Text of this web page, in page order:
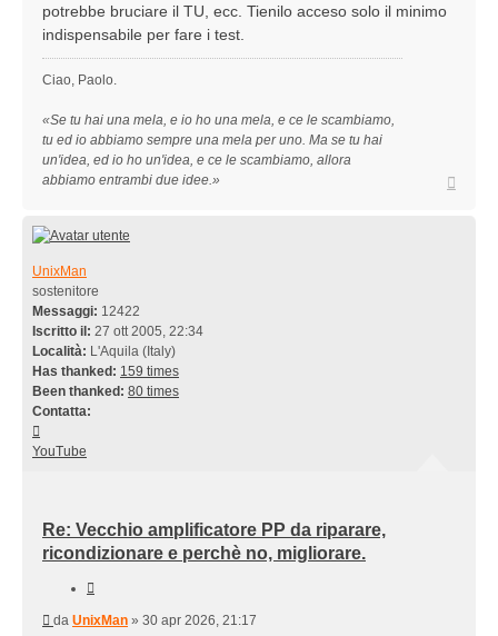
potrebbe bruciare il TU, ecc. Tienilo acceso solo il minimo
indispensabile per fare i test.
Ciao, Paolo.
«Se tu hai una mela, e io ho una mela, e ce le scambiamo,
tu ed io abbiamo sempre una mela per uno. Ma se tu hai
un'idea, ed io ho un'idea, e ce le scambiamo, allora
abbiamo entrambi due idee.»
UnixMan
sostenitore
Messaggi: 12422
Iscritto il: 27 ott 2005, 22:34
Località: L'Aquila (Italy)
Has thanked: 159 times
Been thanked: 80 times
Contatta:
UnixMan
YouTube
Re: Vecchio amplificatore PP da riparare,
ricondizionare e perchè no, migliorare.
Messaggio
da UnixMan » 30 apr 2026, 21:17